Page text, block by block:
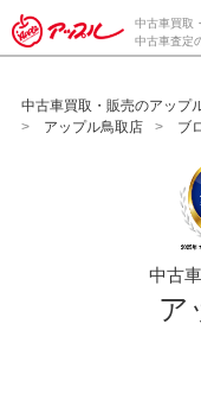
/*ABテスト_新規査定
中古車買取・
中古車査定
中古車買取・販売のアップ
アップル鳥取店
ブ
中古
ア